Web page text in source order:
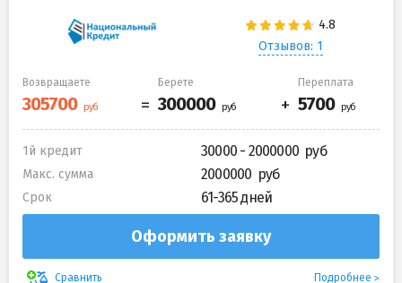
Отзывов: 1
Возвращаете Берете Переплата
1й кредит 30000 - 2000000
Макс. сумма 2000000
Срок 61-365 дней
Оформить заявку
Сравнить Подробнее